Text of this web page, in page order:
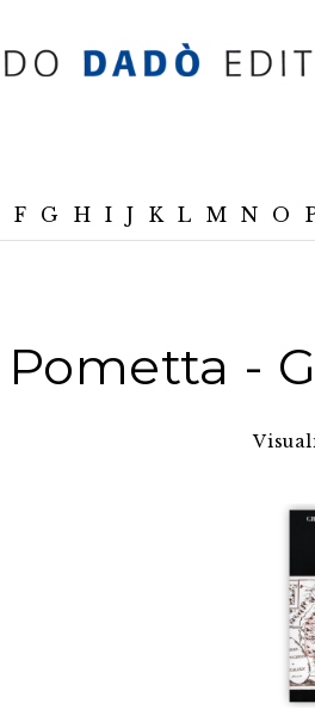
F G H I J K L M N O
-